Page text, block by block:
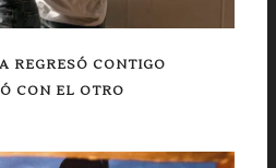
REGRESÓ CONTIGO
CON EL OTRO